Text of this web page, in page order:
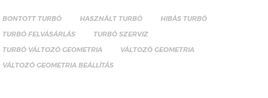
BONTOTT TURBÓ HASZNÁLT TURBÓ
HIBÁS TURBÓ
TURBÓ FELVÁSÁRLÁS
TURBÓ SZERVIZ
TURBÓ VÁLTOZÓ GEOMETRIA
VÁLTOZÓ GEOMETRIA
VÁLTOZÓ GEOMETRIA BEÁLLÍTÁS